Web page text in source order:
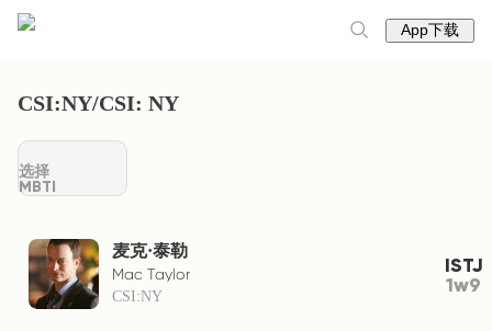
App下载
CSI:NY/CSI: NY
选择
MBTI
麦克·泰勒
Mac Taylor
CSI:NY
ISTJ
1w9